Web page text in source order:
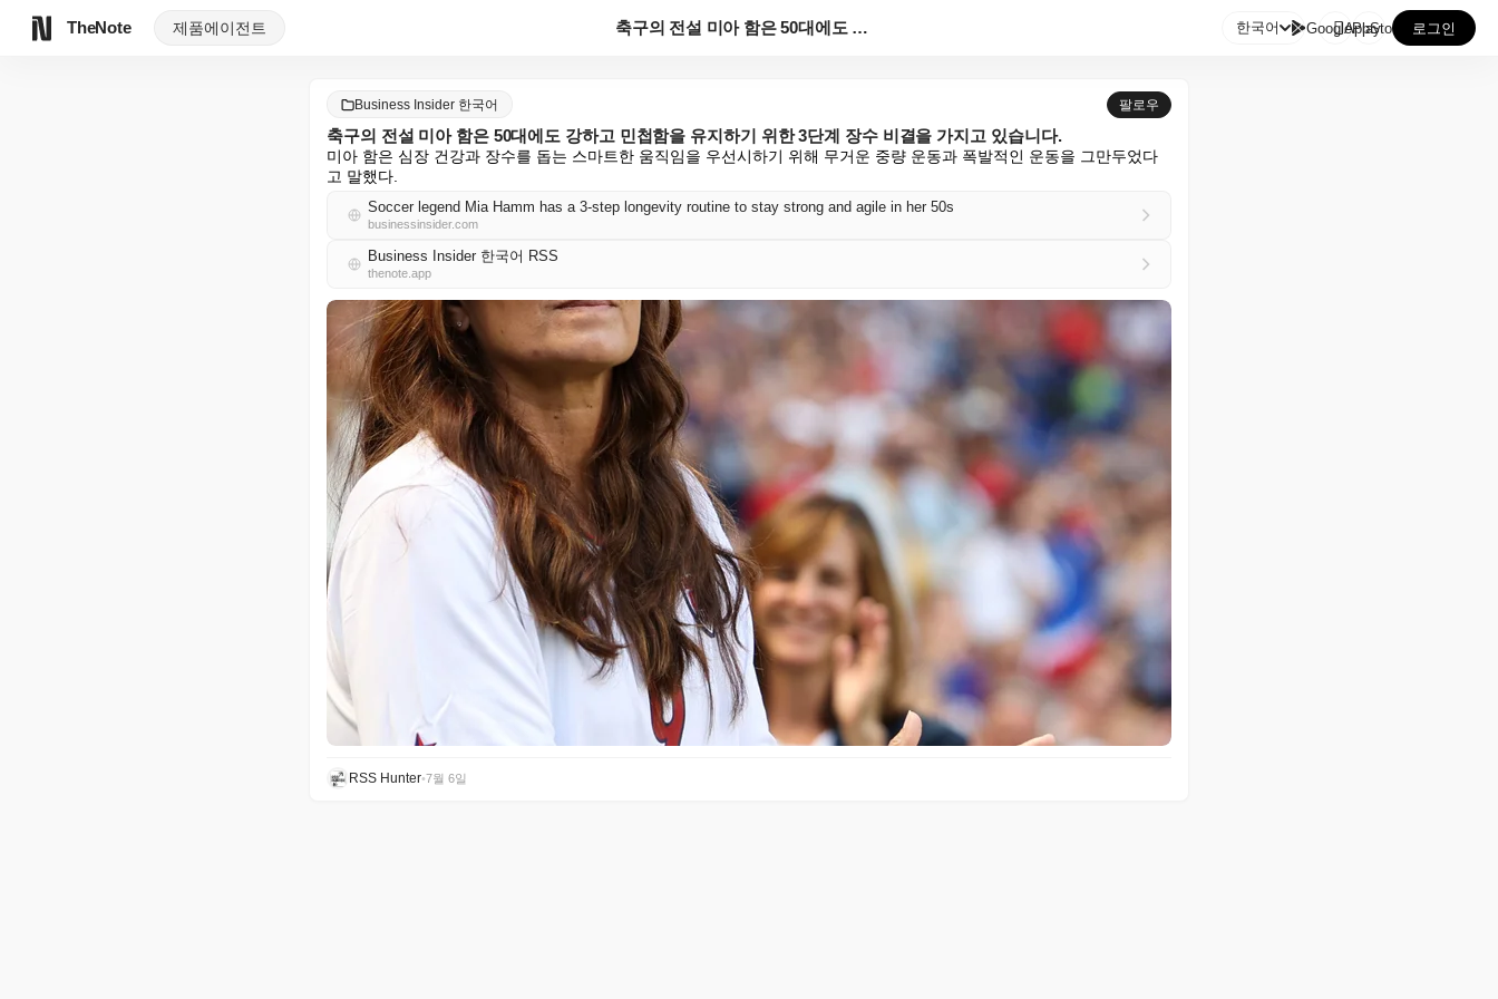
TheNote 제품에이전트 축구의 전설 미아 함은 50대에도 강하고 민첩함을 유지... 한국어 GooglePlay
AppStore 로그인
Business Insider 한국어 팔로우
축구의 전설 미아 함은 50대에도 강하고 민첩함을 유지하기 위한 3단계 장수 비결을 가지고 있습니다.
미아 함은 심장 건강과 장수를 돕는 스마트한 움직임을 우선시하기 위해 무거운 중량 운동과 폭발적인 운동을 그만두었다
고 말했다.
Soccer legend Mia Hamm has a 3-step longevity routine to stay strong and agile in her 50s
businessinsider.com
Business Insider 한국어 RSS
thenote.app
RSS Hunter•7월 6일